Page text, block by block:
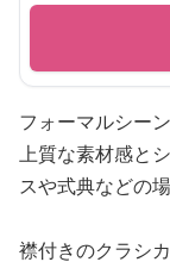
フォーマルシー
上質な素材感と
スや式典などの
襟付きのクラシ